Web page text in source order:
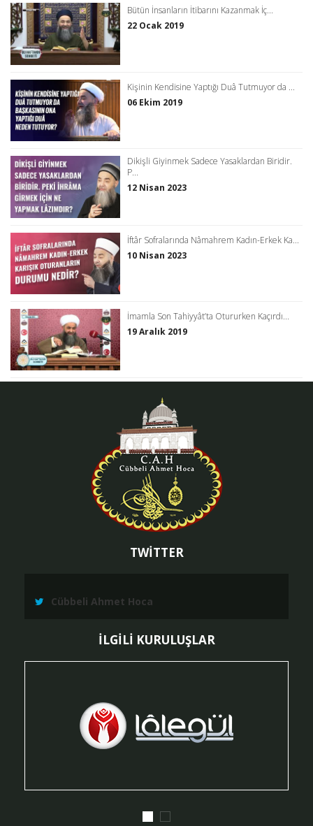
Bütün İnsanların İtibarını Kazanmak İç...
22 Ocak 2019
Kişinin Kendisine Yaptığı Duâ Tutmuyor da ...
06 Ekim 2019
Dikişli Giyinmek Sadece Yasaklardan Biridir.
P...
12 Nisan 2023
İftâr Sofralarında Nâmahrem Kadın-Erkek Ka...
10 Nisan 2023
İmamla Son Tahiyyât’ta Otururken Kaçırdı...
19 Aralık 2019
TWİTTER
Cübbeli Ahmet Hoca
İLGİLİ KURULUŞLAR